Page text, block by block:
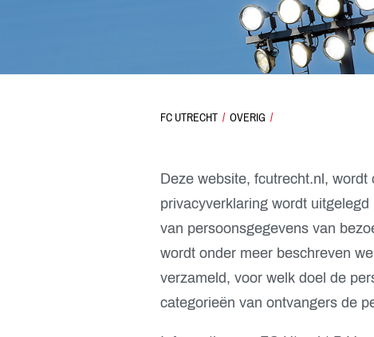
FC UTRECHT OVERIG
PRIVACYVERKLARING
Deze website, fcutrecht.nl,
privacyverklaring wordt
van persoonsgegevens van
wordt onder meer beschreven
verzameld, voor welk doel de
categorieën van ontvangers de